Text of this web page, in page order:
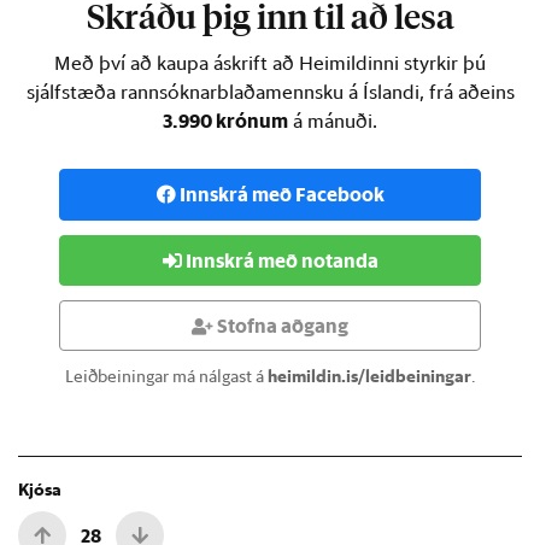
Skráðu þig inn til að lesa
Með því að kaupa áskrift að Heimildinni styrkir þú
sjálfstæða rannsóknarblaðamennsku á Íslandi, frá aðeins
3.990 krónum á mánuði.
Innskrá með Facebook
Innskrá með notanda
Stofna aðgang
Leiðbeiningar má nálgast áheimildin.is/leidbeiningar.
Kjósa
28